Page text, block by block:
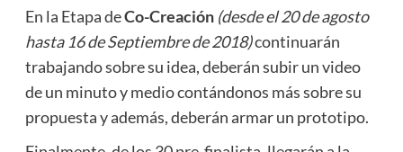
En la Etapa deCo-Creación (desde el 20 de agosto
hasta 16 de Septiembre de 2018)continuarán
trabajando sobre su idea, deberán subir un video
de un minuto y medio contándonos más sobre su
propuesta y además, deberán armar un prototipo.